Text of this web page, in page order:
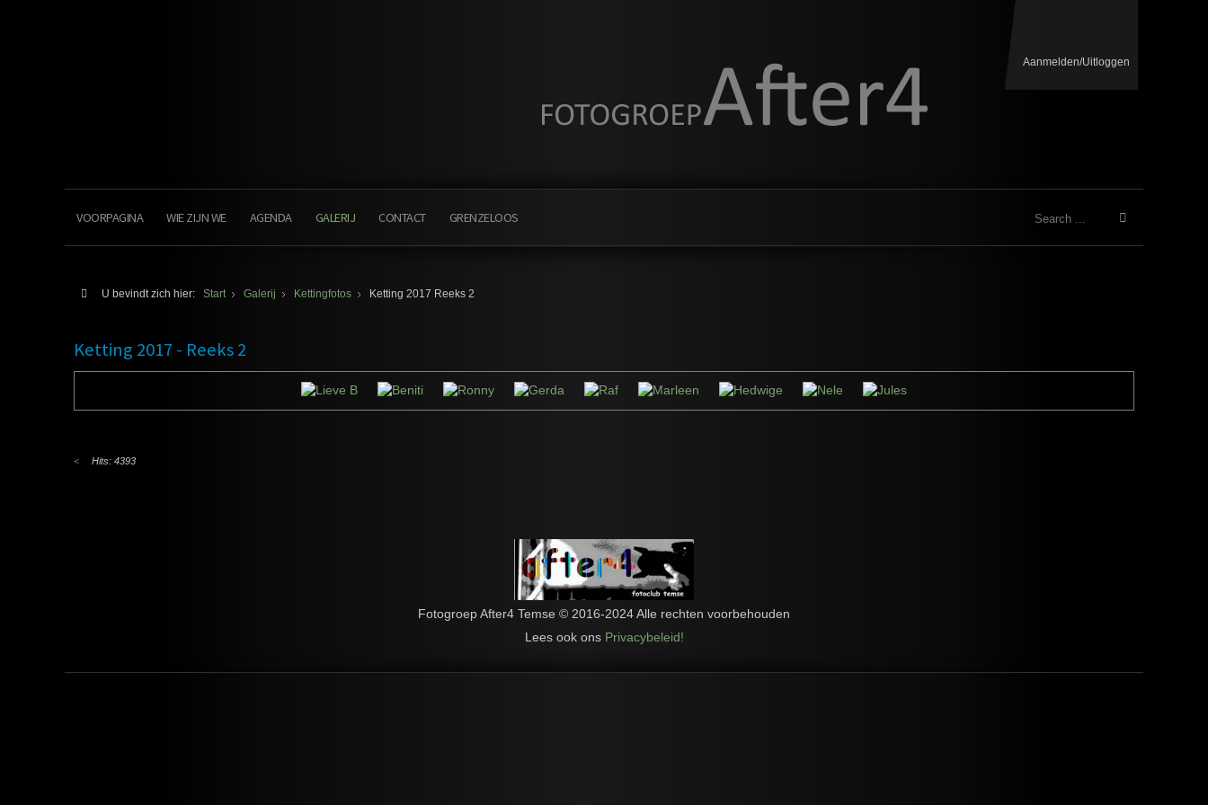
Aanmelden/Uitloggen
VOORPAGINA WIE ZIJN WE AGENDA GALERIJ CONTACT GRENZELOOS
U bevindt zich hier: Start Galerij Kettingfotos Ketting 2017 Reeks 2
Ketting 2017 - Reeks 2
Hits: 4393
Fotogroep After4 Temse © 2016-2024 Alle rechten voorbehouden
Lees ook ons Privacybeleid!